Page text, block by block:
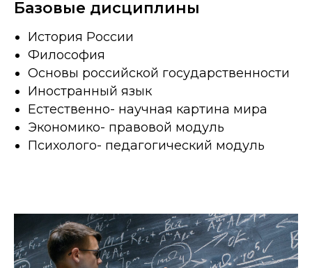
Базовые дисциплины
История России
Философия
Основы российской государственности
Иностранный язык
Естественно- научная картина мира
Экономико- правовой модуль
Психолого- педагогический модуль